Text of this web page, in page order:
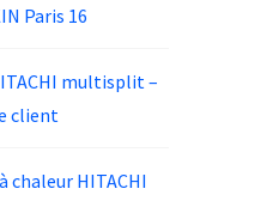
Paris 16
multisplit –
client
chaleur HITACHI